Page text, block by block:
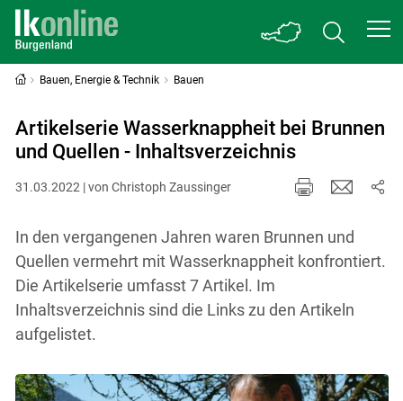
Bauen, Energie & Technik Bauen
Artikelserie Wasserknappheit bei Brunnen
und Quellen - Inhaltsverzeichnis
31.03.2022 | von Christoph Zaussinger
In den vergangenen Jahren waren Brunnen und
Quellen vermehrt mit Wasserknappheit konfrontiert.
Die Artikelserie umfasst 7 Artikel. Im
Inhaltsverzeichnis sind die Links zu den Artikeln
aufgelistet.